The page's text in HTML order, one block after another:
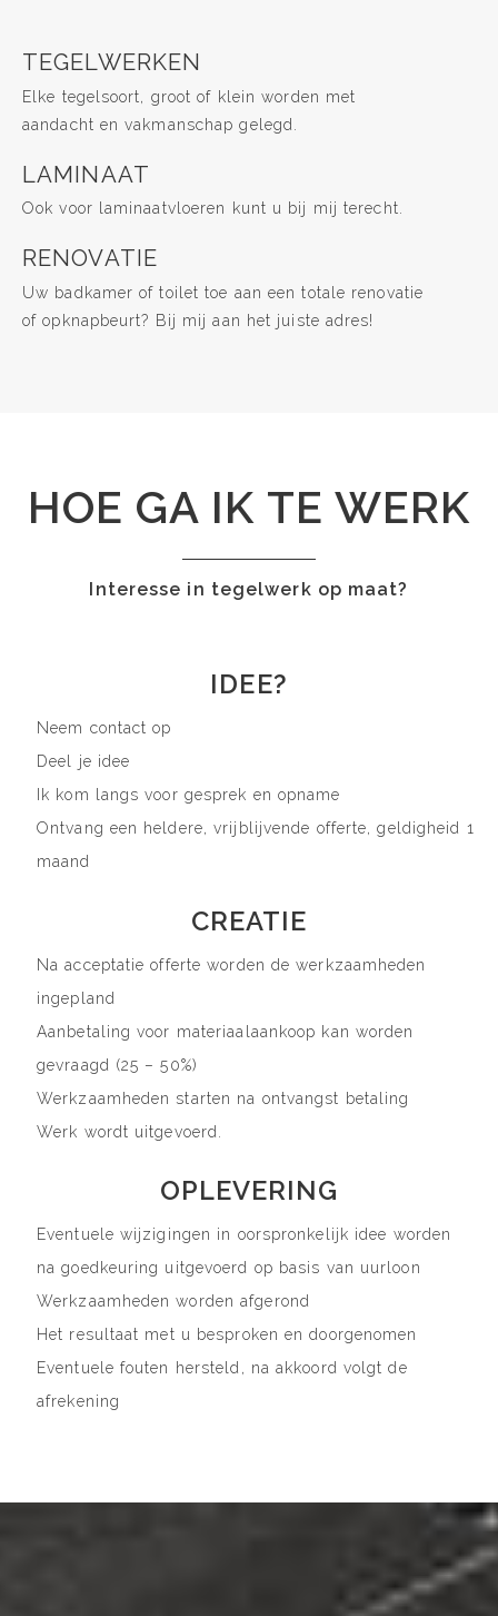
TEGELWERKEN
Elke tegelsoort, groot of klein worden met
aandacht en vakmanschap gelegd.
LAMINAAT
Ook voor laminaatvloeren kunt u bij mij terecht.
RENOVATIE
Uw badkamer of toilet toe aan een totale renovatie
of opknapbeurt? Bij mij aan het juiste adres!
HOE GA IK TE WERK
Interesse in tegelwerk op maat?
IDEE?
Neem contact op
Deel je idee
Ik kom langs voor gesprek en opname
Ontvang een heldere, vrijblijvende offerte, geldigheid 1
maand
CREATIE
Na acceptatie offerte worden de werkzaamheden
ingepland
Aanbetaling voor materiaalaankoop kan worden
gevraagd (25 – 50%)
Werkzaamheden starten na ontvangst betaling
Werk wordt uitgevoerd.
OPLEVERING
Eventuele wijzigingen in oorspronkelijk idee worden
na goedkeuring uitgevoerd op basis van uurloon
Werkzaamheden worden afgerond
Het resultaat met u besproken en doorgenomen
Eventuele fouten hersteld, na akkoord volgt de
afrekening